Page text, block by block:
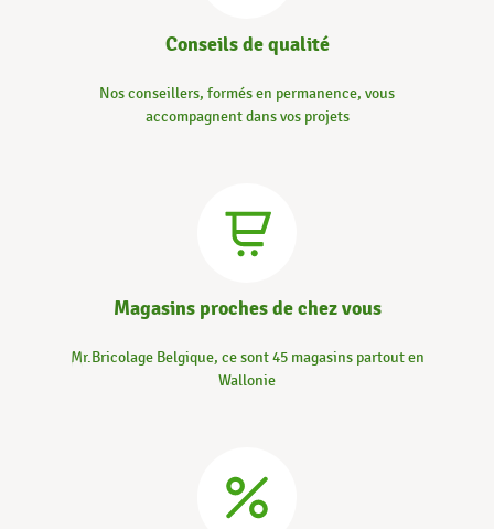
Conseils de qualité
Nos conseillers, formés en permanence, vous
accompagnent dans vos projets
Magasins proches de chez vous
Mr.Bricolage Belgique, ce sont 45 magasins partout en
Wallonie